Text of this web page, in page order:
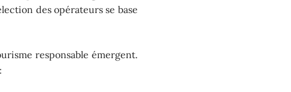
des opérateurs se base
responsable émergent.